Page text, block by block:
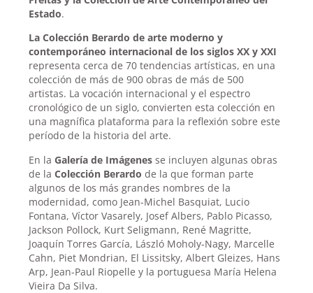
Estado.
La Colección Berardo de arte moderno y
contemporáneo internacional de los siglos XX y XXI
representa cerca de 70 tendencias artísticas, en una
colección de más de 900 obras de más de 500
artistas. La vocación internacional y el espectro
cronológico de un siglo, convierten esta colección en
una magnífica plataforma para la reflexión sobre este
período de la historia del arte.
En laGalería de Imágenes se incluyen algunas obras
de laColección Berardo de la que forman parte
algunos de los más grandes nombres de la
modernidad, como Jean-Michel Basquiat, Lucio
Fontana, Víctor Vasarely, Josef Albers, Pablo Picasso,
Jackson Pollock, Kurt Seligmann, René Magritte,
Joaquín Torres García, László Moholy-Nagy, Marcelle
Cahn, Piet Mondrian, El Lissitsky, Albert Gleizes, Hans
Arp, Jean-Paul Riopelle y la portuguesa María Helena
Vieira Da Silva.